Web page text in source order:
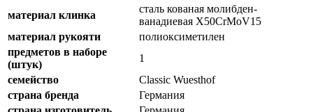
материал клинка
сталь кованая молибден-
ванадиевая X50CrMoV15
материал рукояти
полиоксиметилен
предметов в наборе
(штук)
1
семейство
Classic Wuesthof
страна бренда
Германия